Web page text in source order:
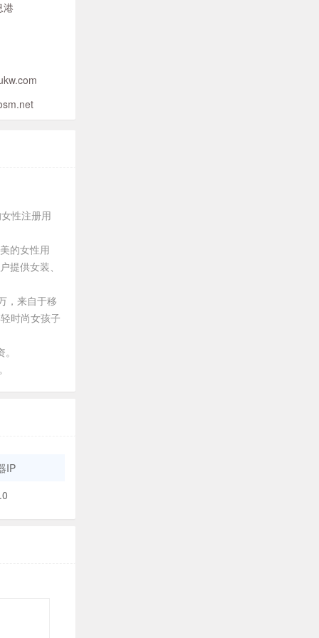
港
性注册用
的女性用
供女装、
，来自于移
时尚女孩子
IP